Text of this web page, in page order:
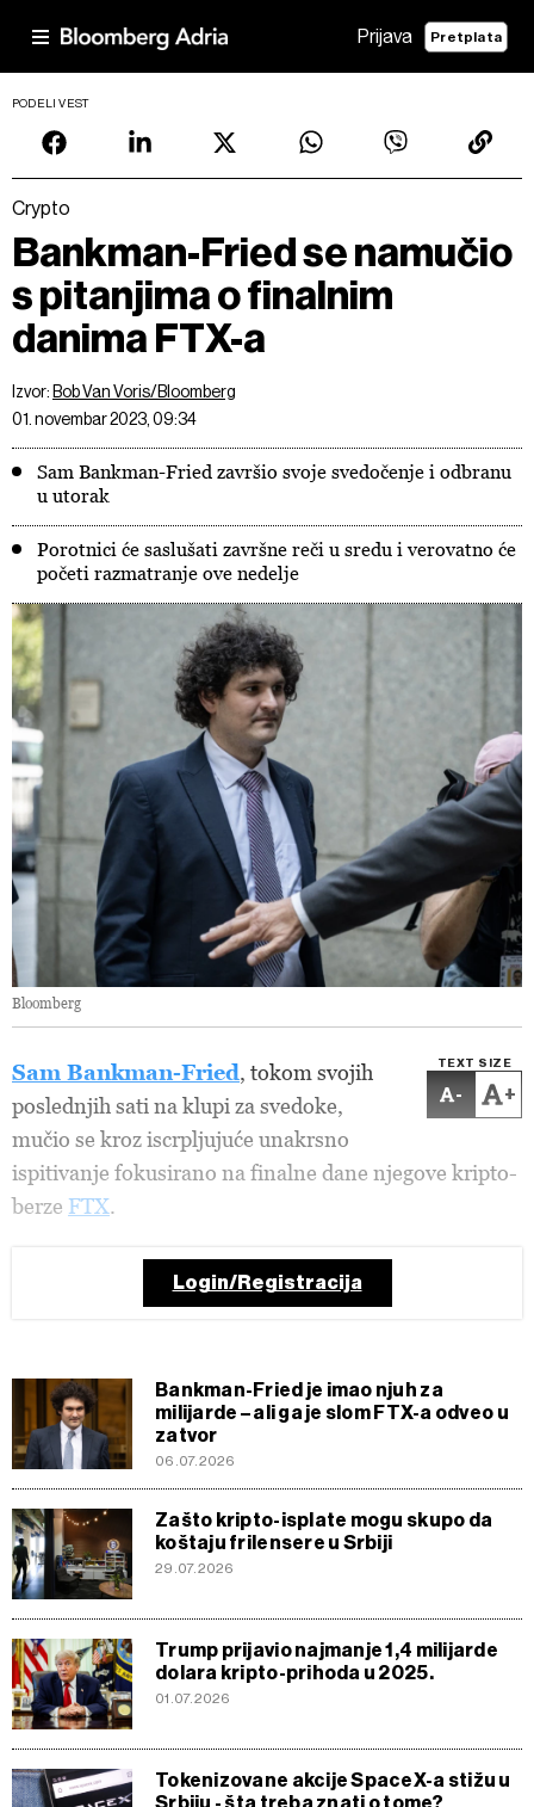
Prijava Pretplata
PODELI VEST
Crypto
Bankman-Fried se namučio
s pitanjima o finalnim
danima FTX-a
Izvor: Bob Van Voris/Bloomberg
01. novembar 2023, 09:34
Sam Bankman-Fried završio svoje svedočenje i odbranu
u utorak
Porotnici će saslušati završne reči u sredu i verovatno će
početi razmatranje ove nedelje
Bloomberg
TEXT SIZE
- +
Sam Bankman-Fried, tokom svojih
poslednjih sati na klupi za svedoke,
mučio se kroz iscrpljujuće unakrsno
ispitivanje fokusirano na finalne dane njegove kripto-
berze FTX.
Login/Registracija
Bankman-Fried je imao njuh za
milijarde – ali ga je slom FTX-a odveo u
zatvor
06.07.2026
Zašto kripto-isplate mogu skupo da
koštaju frilensere u Srbiji
29.07.2026
Trump prijavio najmanje 1,4 milijarde
dolara kripto-prihoda u 2025.
01.07.2026
Tokenizovane akcije SpaceX-a stižu u
Srbiju - šta treba znati o tome?